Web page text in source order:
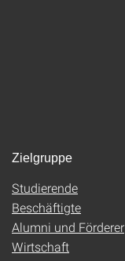
Zielgruppe
Studierende
Beschäftigte
Alumni und Förderer
Wirtschaft